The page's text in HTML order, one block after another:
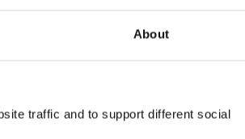
About
traffic and to support different social